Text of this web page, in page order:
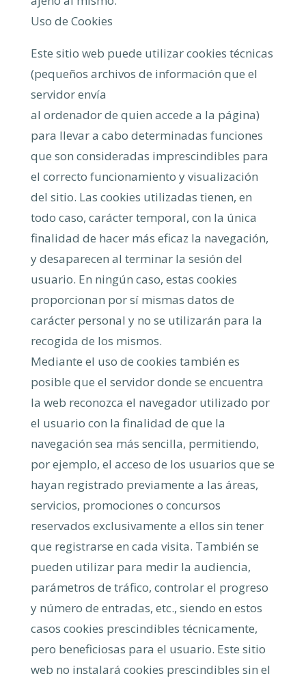
Uso de Cookies
Este sitio web puede utilizar cookies técnicas
(pequeños archivos de información que el
servidor envía
al ordenador de quien accede a la página)
para llevar a cabo determinadas funciones
que son consideradas imprescindibles para
el correcto funcionamiento y visualización
del sitio. Las cookies utilizadas tienen, en
todo caso, carácter temporal, con la única
finalidad de hacer más eficaz la navegación,
y desaparecen al terminar la sesión del
usuario. En ningún caso, estas cookies
proporcionan por sí mismas datos de
carácter personal y no se utilizarán para la
recogida de los mismos.
Mediante el uso de cookies también es
posible que el servidor donde se encuentra
la web reconozca el navegador utilizado por
el usuario con la finalidad de que la
navegación sea más sencilla, permitiendo,
por ejemplo, el acceso de los usuarios que se
hayan registrado previamente a las áreas,
servicios, promociones o concursos
reservados exclusivamente a ellos sin tener
que registrarse en cada visita. También se
pueden utilizar para medir la audiencia,
parámetros de tráfico, controlar el progreso
y número de entradas, etc., siendo en estos
casos cookies prescindibles técnicamente,
pero beneficiosas para el usuario. Este sitio
web no instalará cookies prescindibles sin el